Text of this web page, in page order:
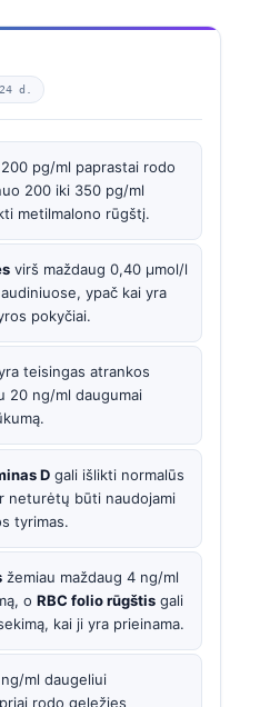
d.
pg/ml paprastai rodo
200 iki 350 pg/ml
metilmalono rūgštį.
virš maždaug 0,40 µmol/l
ypač kai yra
pokyčiai.
teisingas atrankos
20 ng/ml daugumai
D gali išlikti normalūs
neturėtų būti naudojami
tyrimas.
žemiau maždaug 4 ng/ml
o RBC folio rūgštis gali
kai ji yra prieinama.
ml daugeliui
rodo geležies